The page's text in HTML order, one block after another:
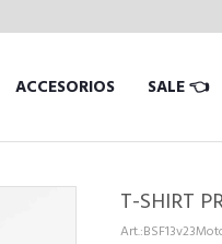
ACCESORIOS SALE 👈
T-SHIRT